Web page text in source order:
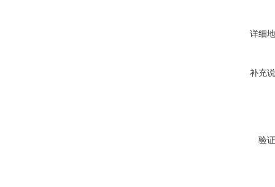
详细
补充
验